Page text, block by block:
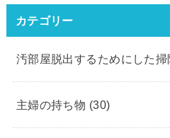
カテゴリー
汚部屋脱出するためにした掃
主婦の持ち物 (30)